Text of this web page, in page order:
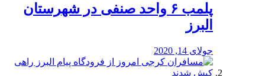
پلمب ۶ واحد صنفی در شهرستان
البرز
جولای 14, 2020